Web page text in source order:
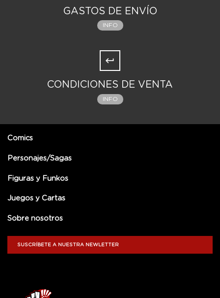
GASTOS DE ENVÍO
INFO
CONDICIONES DE VENTA
INFO
Comics
Personajes/Sagas
Figuras y Funkos
Juegos y Cartas
Sobre nosotros
SUSCRÍBETE A NUESTRA NEWLETTER